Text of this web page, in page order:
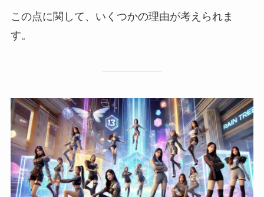
この点に関して、いくつかの理由が考えられま
す。